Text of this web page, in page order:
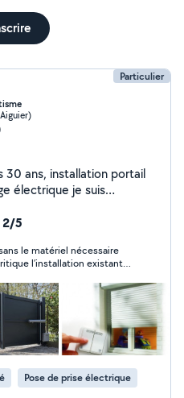
Particulier
30 ans, installation portail
électrique je suis
je reste actif et
CHACHA
2/5
le matériel nécessaire
l’installation existante
Travail
câbles laissés sans
pour une simple prise.
À éviter.
Pose de prise électrique